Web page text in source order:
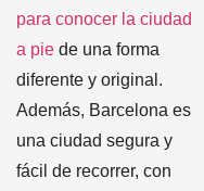
para conocer la ciudad
a pie de una forma
diferente y original.
Además, Barcelona es
una ciudad segura y
fácil de recorrer, con